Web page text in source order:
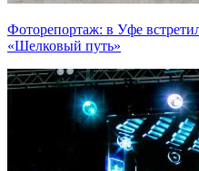
Фоторепортаж: в Уфе
«Шелковый путь»